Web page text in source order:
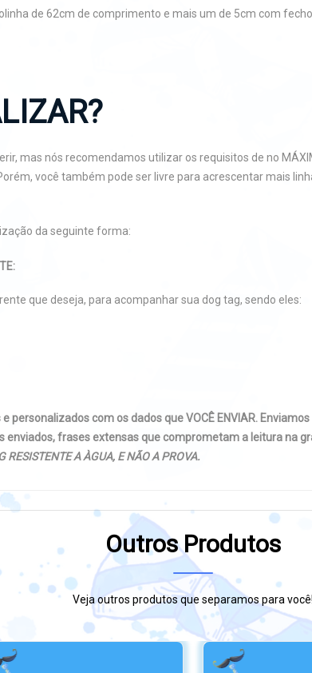
de 62cm de comprimento e mais um de 5cm com
mas nós recomendamos utilizar os requisitos de no
você também pode ser livre para acrescentar mais
da seguinte forma:
que deseja, para acompanhar sua dog tag, sendo eles:
personalizados com os dados que VOCÊ ENVIAR.
enviados, frases extensas que comprometam a leitura na
RESISTENTE A ÀGUA, E NÃO A PROVA.
Outros Produtos
Veja outros produtos que separamos para você!